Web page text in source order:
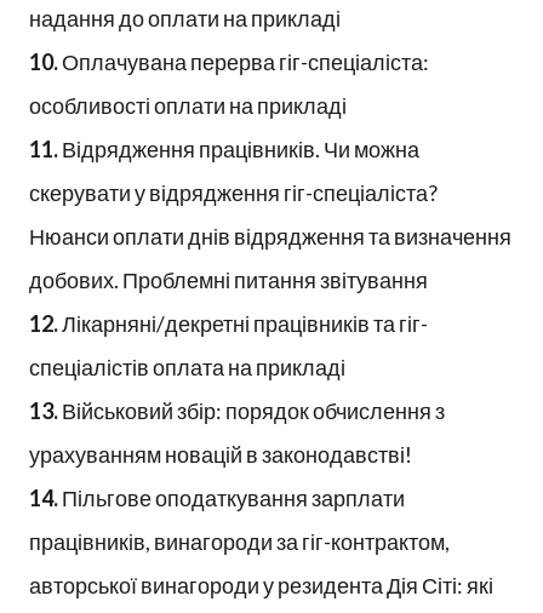
надання до оплати на прикладі
10.Оплачувана перерва гіг-спеціаліста:
особливості оплати на прикладі
11.Відрядження працівників. Чи можна
скерувати у відрядження гіг-спеціаліста?
Нюанси оплати днів відрядження та визначення
добових. Проблемні питання звітування
12.Лікарняні/декретні працівників та гіг-
спеціалістів оплата на прикладі
13.Військовий збір: порядок обчислення з
урахуванням новацій в законодавстві!
14.Пільгове оподаткування зарплати
працівників, винагороди за гіг-контрактом,
авторської винагороди у резидента Дія Сіті: які